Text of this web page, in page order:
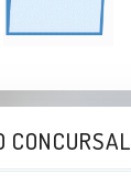
CONCURSAL